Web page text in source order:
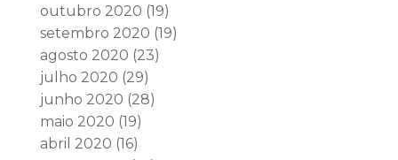
outubro 2020 (19)
setembro 2020 (19)
agosto 2020 (23)
julho 2020 (29)
junho 2020 (28)
maio 2020 (19)
abril 2020 (16)